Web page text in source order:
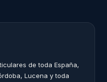
de toda España,
Lucena y toda